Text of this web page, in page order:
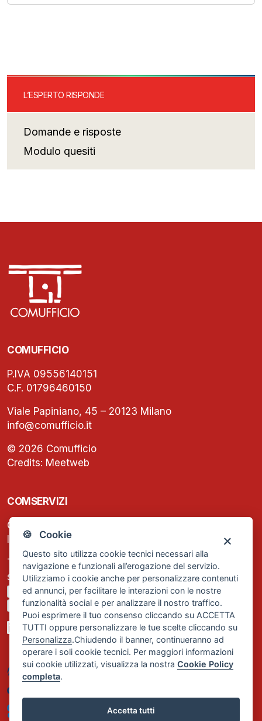
🍪 Cookie
Questo sito utilizza cookie tecnici necessari alla
navigazione e funzionali all’erogazione del servizio.
Utilizziamo i cookie anche per personalizzare contenuti
ed annunci, per facilitare le interazioni con le nostre
funzionalità social e per analizzare il nostro traffico.
Puoi esprimere il tuo consenso cliccando su ACCETTA
TUTTI oppure personalizzare le tue scelte cliccando su
Personalizza.Chiudendo il banner, continueranno ad
operare i soli cookie tecnici. Per maggiori informazioni
sui cookie utilizzati, visualizza la nostraCookie Policy
completa.
Accetta tutti
L’ESPERTO RISPONDE
Domande e risposte
Modulo quesiti
COMUFFICIO
P.IVA 09556140151
C.F. 01796460150
Viale Papiniano, 45 – 20123 Milano
info@comufficio.it
© 2026 Comufficio
Credits: Meetweb
COMSERVIZI
C.F. e P.IVA: 13474420158
Iscrizione REA Milano n. 1656740
Tel. +39 02 2838 1307
segreteria@comservizi.eu
Privacy Policy
Cookie Policy